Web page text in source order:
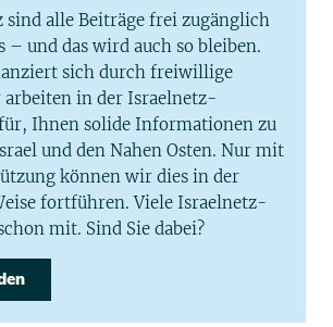
sind alle Beiträge frei zugänglich
– und das wird auch so bleiben.
sich durch freiwillige
arbeiten in der Israelnetz-
Ihnen solide Informationen zu
und den Nahen Osten. Nur mit
können wir dies in der
fortführen. Viele Israelnetz-
mit. Sind Sie dabei?